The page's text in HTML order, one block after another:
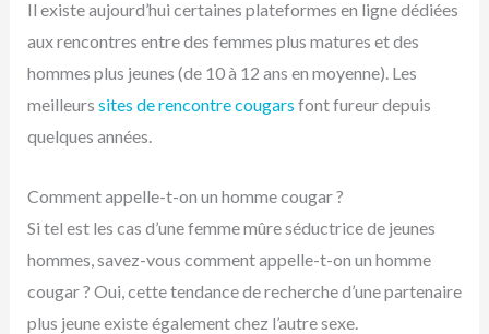
Il existe aujourd’hui certaines plateformes en ligne dédiées
aux rencontres entre des femmes plus matures et des
hommes plus jeunes (de 10 à 12 ans en moyenne). Les
meilleurs sites de rencontre cougars font fureur depuis
quelques années.
Comment appelle-t-on un homme cougar ?
Si tel est les cas d’une femme mûre séductrice de jeunes
hommes, savez-vous comment appelle-t-on un homme
cougar ? Oui, cette tendance de recherche d’une partenaire
plus jeune existe également chez l’autre sexe.